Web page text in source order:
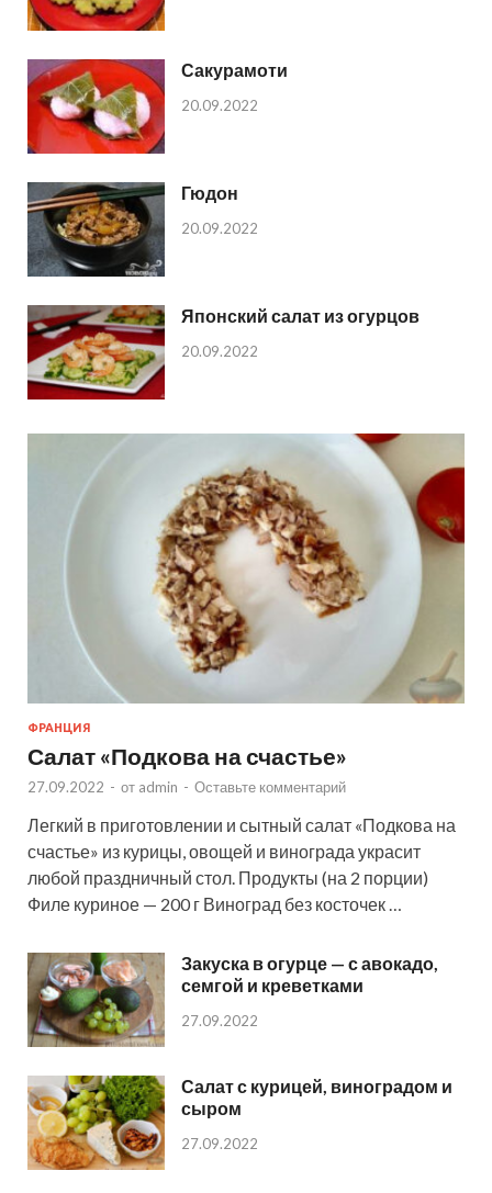
Сакурамоти
20.09.2022
Гюдон
20.09.2022
Японский салат из огурцов
20.09.2022
ФРАНЦИЯ
Салат «Подкова на счастье»
27.09.2022 - от admin - Оставьте комментарий
Легкий в приготовлении и сытный салат «Подкова на
счастье» из курицы, овощей и винограда украсит
любой праздничный стол. Продукты (на 2 порции)
Филе куриное — 200 г Виноград без косточек …
Закуска в огурце — с авокадо,
семгой и креветками
27.09.2022
Салат с курицей, виноградом и
сыром
27.09.2022